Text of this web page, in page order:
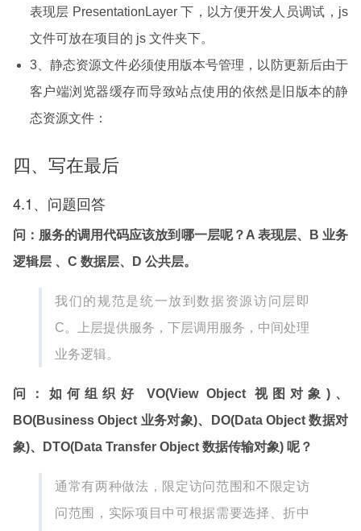
表现层 PresentationLayer 下，以方便开发人员调试，js
文件可放在项目的 js 文件夹下。
3、静态资源文件必须使用版本号管理，以防更新后由于
客户端浏览器缓存而导致站点使用的依然是旧版本的静
态资源文件：
四、写在最后
4.1、问题回答
问：服务的调用代码应该放到哪一层呢？A 表现层、B 业务
逻辑层 、C 数据层、D 公共层。
我们的规范是统一放到数据资源访问层即
C。上层提供服务，下层调用服务，中间处理
业务逻辑。
问：如何组织好 VO(View Object 视图对象)、
BO(Business Object 业务对象)、DO(Data Object 数据对
象)、DTO(Data Transfer Object 数据传输对象) 呢？
通常有两种做法，限定访问范围和不限定访
问范围，实际项目中可根据需要选择、折中